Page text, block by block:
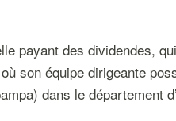
des dividendes,
son équipe dirigeante
dans le département